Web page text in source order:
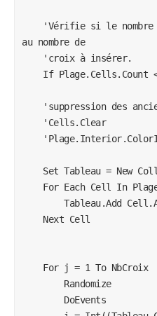
au nombre de